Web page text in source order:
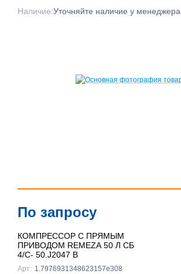
Наличие:Уточняйте наличие у менеджера
По запросу
КОМПРЕССОР С ПРЯМЫМ
ПРИВОДОМ REMEZA 50 Л СБ
4/С- 50.J2047 B
Арт: 1.7976931348623157e308